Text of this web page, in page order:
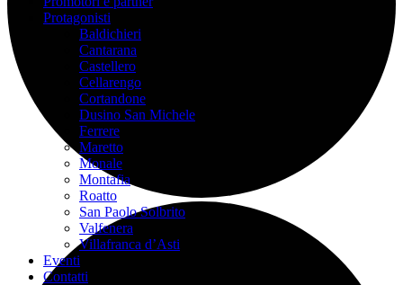
Protagonisti
Baldichieri
Cantarana
Castellero
Cellarengo
Cortandone
Dusino San Michele
Ferrere
Maretto
Monale
Montafia
Roatto
San Paolo Solbrito
Valfenera
Villafranca d’Asti
Eventi
Contatti